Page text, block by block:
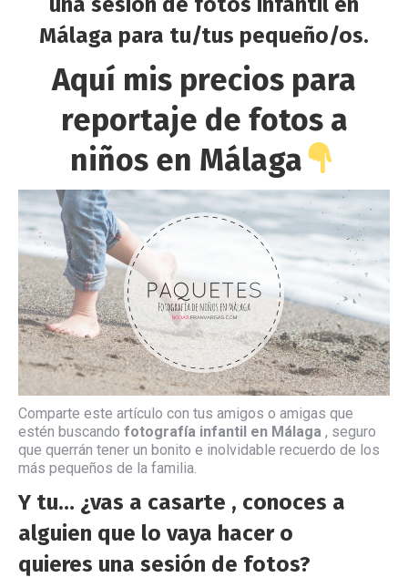
Málaga para tu/tus pequeño/os.
Aquí mis precios para
reportaje de fotos a
niños en Málaga
Comparte este artículo con tus amigos o amigas que
estén buscando fotografía infantil en Málaga , seguro
que querrán tener un bonito e inolvidable recuerdo de los
más pequeños de la familia.
Y tu… ¿vas a casarte , conoces a
alguien que lo vaya hacer o
quieres una sesión de fotos?